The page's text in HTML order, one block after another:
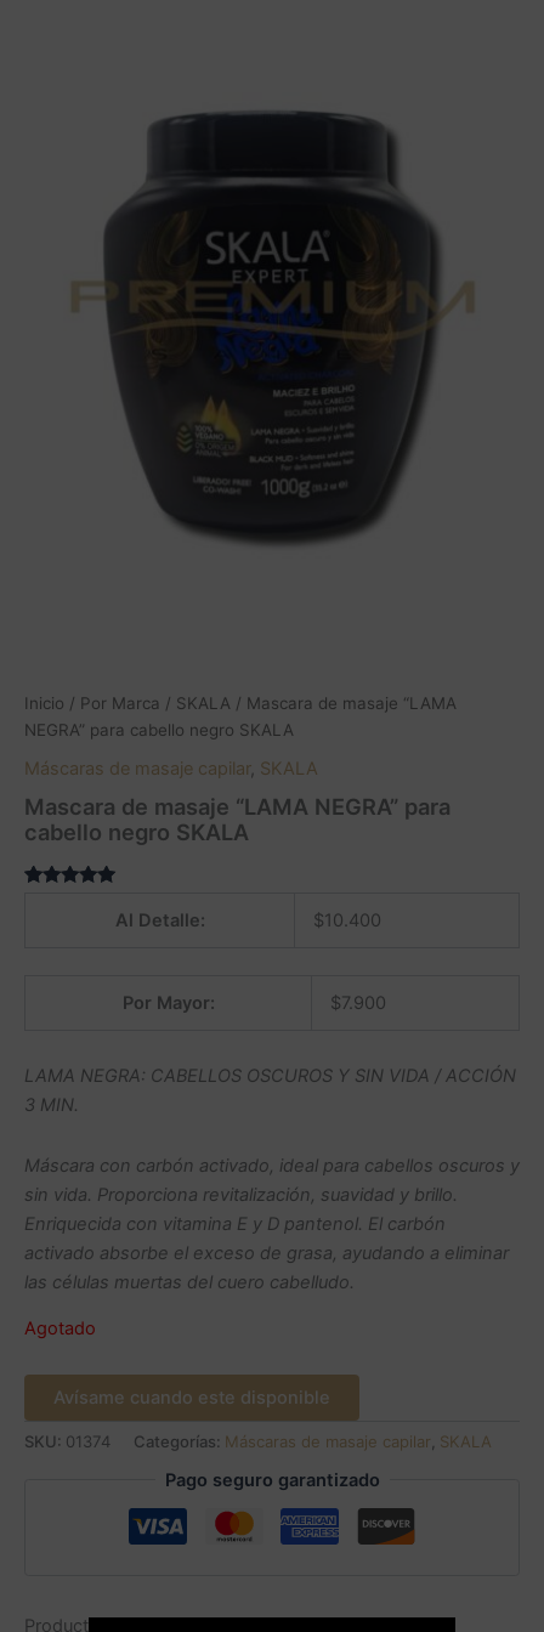
Inicio / Por Marca / SKALA / Mascara de masaje “LAMA
NEGRA” para cabello negro SKALA
Máscaras de masaje capilar, SKALA
Mascara de masaje “LAMA NEGRA” para
cabello negro SKALA
Al Detalle: $10.400
Por Mayor: $7.900
LAMA NEGRA: CABELLOS OSCUROS Y SIN VIDA / ACCIÓN
3 MIN.
Máscara con carbón activado, ideal para cabellos oscuros y
sin vida. Proporciona revitalización, suavidad y brillo.
Enriquecida con vitamina E y D pantenol. El carbón
activado absorbe el exceso de grasa, ayudando a eliminar
las células muertas del cuero cabelludo.
Agotado
Avísame cuando este disponible
SKU: 01374 Categorías: Máscaras de masaje capilar, SKALA
Pago seguro garantizado
Productos relacionados